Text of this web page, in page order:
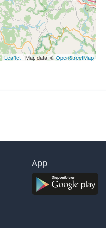
Leaflet | Map data: ©OpenStreetMap
App